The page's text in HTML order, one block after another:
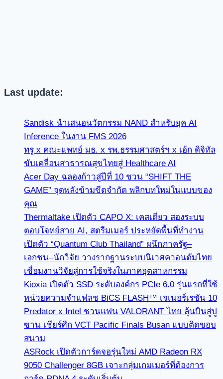
Last update:
Sandisk นำเสนอนวัตกรรม NAND สำหรับยุค AI
Inference ในงาน FMS 2026
ทรู x คณะแพทย์ มธ. x รพ.ธรรมศาสตร์ฯ x เอ้ก ดิจิทัล
ขับเคลื่อนสาธารณสุขไทยสู่ Healthcare AI
Acer Day ฉลองก้าวสู่ปีที่ 10 ชวน “SHIFT THE
GAME” จุดพลังข้ามขีดจำกัด พลิกบทใหม่ในแบบของ
คุณ
Thermaltake เปิดตัว CAPO X: เคสเดียว สองระบบ
ตอบโจทย์สาย AI, สตรีมเมอร์ ประหยัดพื้นที่ทำงาน
เปิดตัว “Quantum Club Thailand” ผนึกภาครัฐ–
เอกชน–นักวิจัย วางรากฐานระบบนิเวศควอนตัมไทย
เชื่อมงานวิจัยสู่การใช้จริงในภาคอุตสาหกรรม
Kioxia เปิดตัว SSD ระดับองค์กร PCIe 6.0 รุ่นแรกที่ใช้
หน่วยความจำแฟลช BiCS FLASH™ เจเนอร์เรชัน 10
Predator x Intel ชวนแฟน VALORANT ไทย ลุ้นบินสู่ปู
ซาน เชียร์ศึก VCT Pacific Finals Busan แบบติดขอบ
สนาม
ASRock เปิดตัวการ์ดจอรุ่นใหม่ AMD Radeon RX
9050 Challenger 8GB เจาะกลุ่มเกมเมอร์ที่ต้องการ